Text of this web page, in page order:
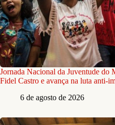
Jornada Nacional da Juventude do
Fidel Castro e avança na luta anti-
6 de agosto de 2026